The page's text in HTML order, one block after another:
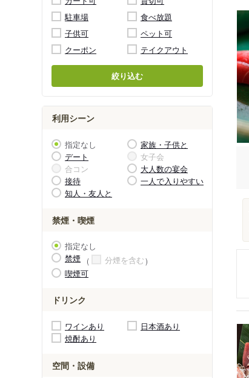
駐車場
食べ放題
子供可
ペット可
クーポン
テイクアウト
絞り込む
利用シーン
指定なし
家族・子供と
デート
女子会
合コン
大人数の宴会
接待
一人で入りやすい
知人・友人と
禁煙・喫煙
指定なし
禁煙
分煙を含む
喫煙可
ドリンク
ワインあり
日本酒あり
焼酎あり
空間・設備